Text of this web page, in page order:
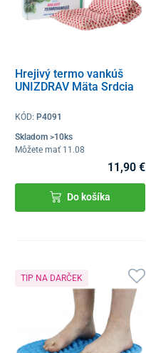
Hrejivý termo vankúš
UNIZDRAV Mäta Srdcia
KÓD: P4091
Skladom >10ks
Môžete mať 11.08
11,90 €
Do košíka
TIP NA DARČEK